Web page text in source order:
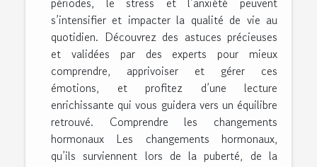
s’intensifier et impacter la qualité de vie au
quotidien. Découvrez des astuces précieuses
et validées par des experts pour mieux
comprendre, apprivoiser et gérer ces
émotions, et profitez d’une lecture
enrichissante qui vous guidera vers un équilibre
retrouvé. Comprendre les changements
hormonaux Les changements hormonaux,
qu’ils surviennent lors de la puberté, de la